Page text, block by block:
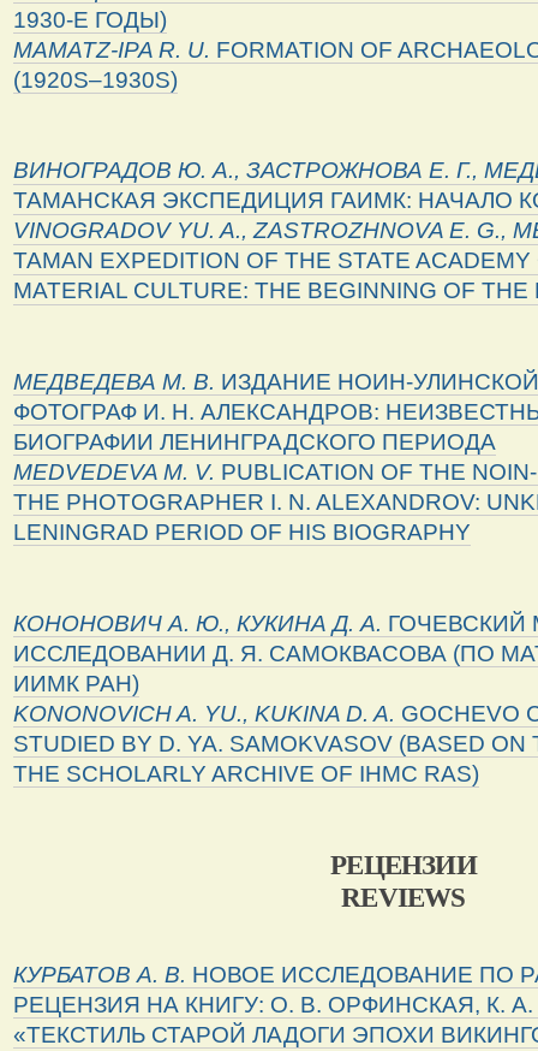
1930-Е ГОДЫ)
MAMATZ-IPA R. U. FORMATION OF
(1920S–1930S)
ВИНОГРАДОВ Ю. А., ЗАСТРОЖНОВА Е. Г.,
ТАМАНСКАЯ ЭКСПЕДИЦИЯ ГАИМК: НАЧАЛО
VINOGRADOV YU.A.,ZASTROZHNOVA E. G.,
TAMAN EXPEDITION OF THE STATE
MATERIAL CULTURE: THE BEGINNING OF THE
МЕДВЕДЕВА М. В. ИЗДАНИЕ НОИН-
ФОТОГРАФ И. Н. АЛЕКСАНДРОВ:
БИОГРАФИИ ЛЕНИНГРАДСКОГО ПЕРИОДА
MEDVEDEVA M. V. PUBLICATION OF THE
THE PHOTOGRAPHER I. N. ALEXANDROV:
LENINGRAD PERIOD OF HIS BIOGRAPHY
КОНОНОВИЧ А. Ю., КУКИНА Д. А. ГОЧЕВСКИЙ
ИССЛЕДОВАНИИ Д. Я. САМОКВАСОВА (ПО
ИИМК РАН)
KONONOVICH A. YU., KUKINA D. A. GOCHEVO
STUDIED BY D. YA. SAMOKVASOV (BASED ON
THE SCHOLARLY ARCHIVE OF IHMC RAS)
РЕЦЕНЗИИ
REVIEWS
КУРБАТОВ А. В. НОВОЕ ИССЛЕДОВАНИЕ ПО
РЕЦЕНЗИЯ НА КНИГУ: О. В. ОРФИНСКАЯ, К.
«ТЕКСТИЛЬ СТАРОЙ ЛАДОГИ ЭПОХИ